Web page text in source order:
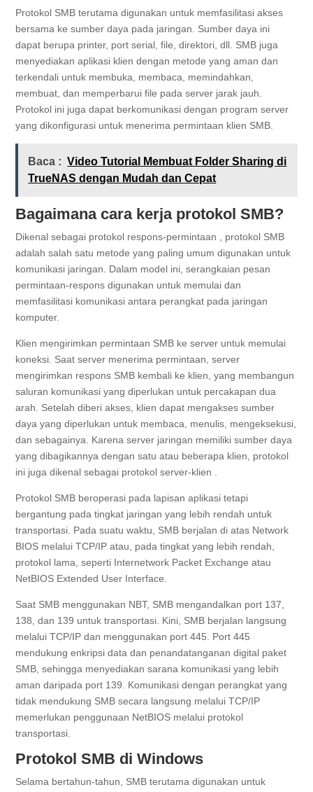
Protokol SMB terutama digunakan untuk memfasilitasi akses
bersama ke sumber daya pada jaringan. Sumber daya ini
dapat berupa printer, port serial, file, direktori, dll. SMB juga
menyediakan aplikasi klien dengan metode yang aman dan
terkendali untuk membuka, membaca, memindahkan,
membuat, dan memperbarui file pada server jarak jauh.
Protokol ini juga dapat berkomunikasi dengan program server
yang dikonfigurasi untuk menerima permintaan klien SMB.
Baca : Video Tutorial Membuat Folder Sharing di
TrueNAS dengan Mudah dan Cepat
Bagaimana cara kerja protokol SMB?
Dikenal sebagai protokol respons-permintaan , protokol SMB
adalah salah satu metode yang paling umum digunakan untuk
komunikasi jaringan. Dalam model ini, serangkaian pesan
permintaan-respons digunakan untuk memulai dan
memfasilitasi komunikasi antara perangkat pada jaringan
komputer.
Klien mengirimkan permintaan SMB ke server untuk memulai
koneksi. Saat server menerima permintaan, server
mengirimkan respons SMB kembali ke klien, yang membangun
saluran komunikasi yang diperlukan untuk percakapan dua
arah. Setelah diberi akses, klien dapat mengakses sumber
daya yang diperlukan untuk membaca, menulis, mengeksekusi,
dan sebagainya. Karena server jaringan memiliki sumber daya
yang dibagikannya dengan satu atau beberapa klien, protokol
ini juga dikenal sebagai protokol server-klien .
Protokol SMB beroperasi pada lapisan aplikasi tetapi
bergantung pada tingkat jaringan yang lebih rendah untuk
transportasi. Pada suatu waktu, SMB berjalan di atas Network
BIOS melalui TCP/IP atau, pada tingkat yang lebih rendah,
protokol lama, seperti Internetwork Packet Exchange atau
NetBIOS Extended User Interface.
Saat SMB menggunakan NBT, SMB mengandalkan port 137,
138, dan 139 untuk transportasi. Kini, SMB berjalan langsung
melalui TCP/IP dan menggunakan port 445. Port 445
mendukung enkripsi data dan penandatanganan digital paket
SMB, sehingga menyediakan sarana komunikasi yang lebih
aman daripada port 139. Komunikasi dengan perangkat yang
tidak mendukung SMB secara langsung melalui TCP/IP
memerlukan penggunaan NetBIOS melalui protokol
transportasi.
Protokol SMB di Windows
Selama bertahun-tahun, SMB terutama digunakan untuk